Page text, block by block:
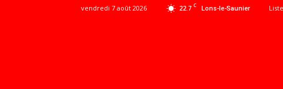
22.7 C Lons-le-Saunier
vendredi 7 août 2026